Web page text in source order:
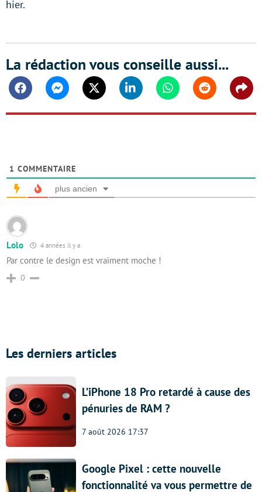
hier.
La rédaction vous conseille aussi...
FacebookMessengerTwitter Linkedin WhatsappReddit
1 COMMENTAIRE
plus ancien
Lolo 4 années il y a
Par contre le design est vraiment moche !
0
Les derniers articles
L’iPhone 18 Pro retardé à cause des
pénuries de RAM ?
7 août 2026 17:37
Google Pixel : cette nouvelle
fonctionnalité va vous permettre de